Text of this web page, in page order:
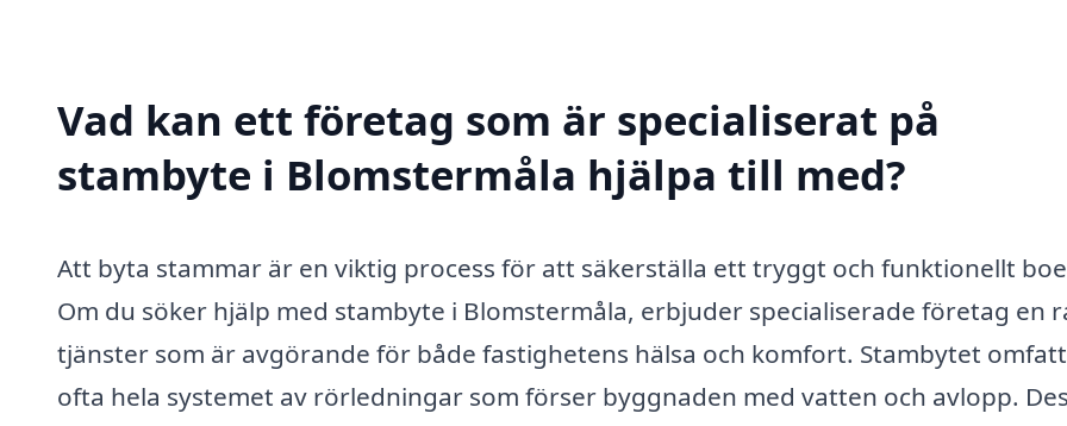
Vad kan ett företag som är specialiserat på
stambyte i Blomstermåla hjälpa till med?
Att byta stammar är en viktig process för att säkerställa ett tryggt och funktionellt
Om du söker hjälp med stambyte i Blomstermåla, erbjuder specialiserade företag en
tjänster som är avgörande för både fastighetens hälsa och komfort. Stambytet
ofta hela systemet av rörledningar som förser byggnaden med vatten och avlopp.